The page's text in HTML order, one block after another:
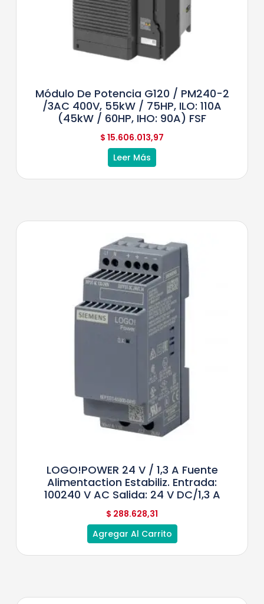
Módulo De Potencia G120 / PM240-2
/3AC 400V, 55kW / 75HP, ILO: 110A
(45kW / 60HP, IHO: 90A) FSF
$ 15.606.013,97
Leer Más
LOGO!POWER 24 V / 1,3 A Fuente
Alimentaction Estabiliz. Entrada:
100240 V AC Salida: 24 V DC/1,3 A
$ 288.628,31
Agregar Al Carrito